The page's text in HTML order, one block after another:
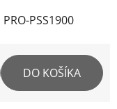
PRO-PSS1900
DO KOŠÍKA